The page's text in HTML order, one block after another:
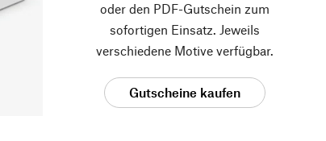
oder den PDF-Gutschein zum
sofortigen Einsatz. Jeweils
verschiedene Motive verfügbar.
Gutscheine kaufen